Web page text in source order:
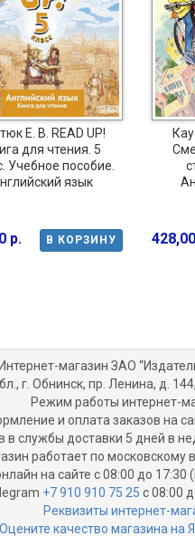
Е. В. READ UP!
для чтения. 5
Учебное пособие.
язык
В КОРЗИНУ
р.
Интернет-магазин ЗАО
г. Обнинск, пр. Ленина, д.
Режим работы интернет-
и оплата заказов на
в службы доставки 5 дней в
работает по московскому
на сайте с 08:00 до 17:30
+7 910 910 75 25 с 08:00
Реквизиты интернет-